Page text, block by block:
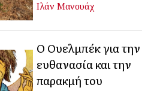
Ιλάν Μανουάχ
Ο Ουελμπέκ για την
ευθανασία και την
παρακμή του